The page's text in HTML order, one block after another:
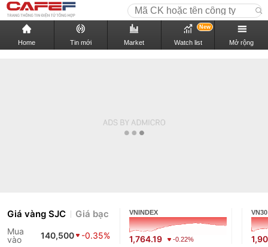
Home Tin mới Market Watch list
New
Mở rộng
Giá vàng SJC Giá bạc
Mua
vào
140,500
-0.35%
VNINDEX
1,764.19 -0.22%
VN30